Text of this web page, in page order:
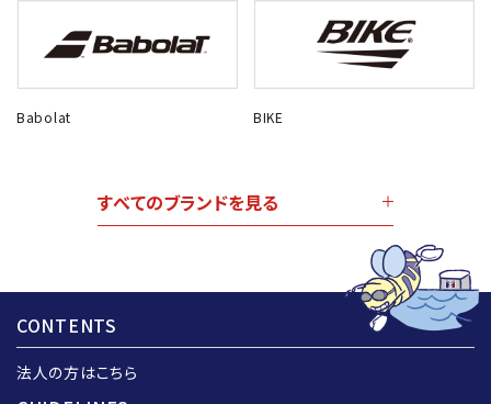
Babolat BIKE
すべてのブランドを見る
CONTENTS
法人の方はこちら